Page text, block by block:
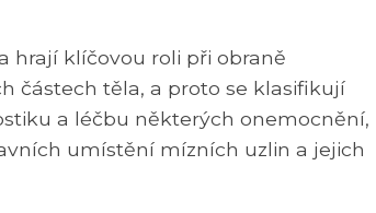
hrají klíčovou roli při obraně
částech těla, a proto se klasifikují
a léčbu některých onemocnění,
umístění mízních uzlin a jejich